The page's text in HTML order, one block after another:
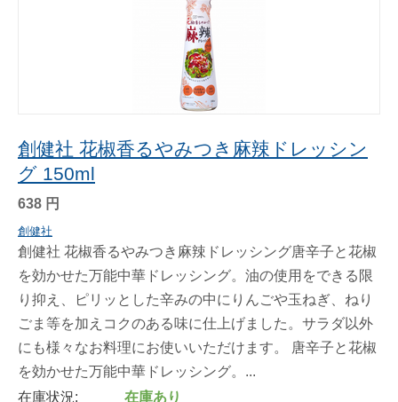
創健社 花椒香るやみつき麻辣ドレッシン
グ 150ml
638 円
創健社
創健社 花椒香るやみつき麻辣ドレッシング唐辛子と花椒
を効かせた万能中華ドレッシング。油の使用をできる限
り抑え、ピリッとした辛みの中にりんごや玉ねぎ、ねり
ごま等を加えコクのある味に仕上げました。サラダ以外
にも様々なお料理にお使いいただけます。 唐辛子と花椒
を効かせた万能中華ドレッシング。...
在庫状況:
在庫あり